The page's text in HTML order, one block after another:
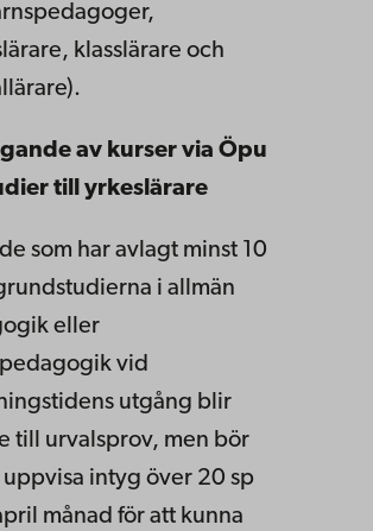
klasslärare och
av kurser via Öpu
till yrkeslärare
som har avlagt minst 10
i allmän
eller
vid
utgång blir
till urvalsprov, men bör
uppvisa intyg över 20 sp
månad för att kunna